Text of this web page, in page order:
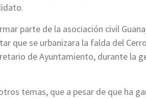
parte de la asociación civil
que se urbanizara la falda del
de Ayuntamiento, durante la
temas, que a pesar de que ha